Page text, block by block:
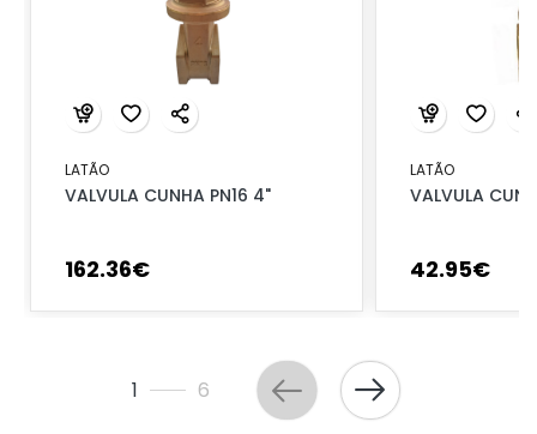
LATÃO
VALVULA CUNHA PN16 4"
162.36€
LATÃO
VALVULA
42.95€
1 6